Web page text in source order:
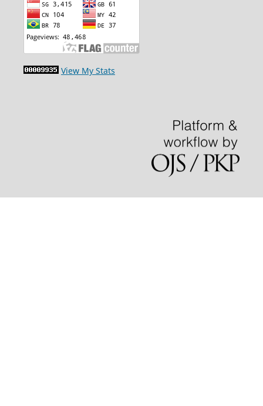
View My Stats